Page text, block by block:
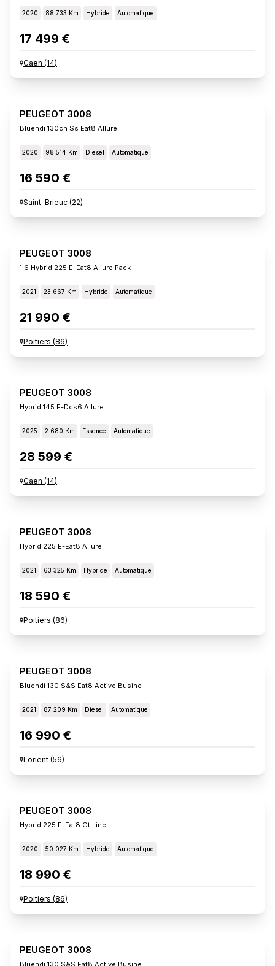
2020 88 733 Km Hybride Automatique
17 499 €
Caen (14)
PEUGEOT 3008
Bluehdi 130ch Ss Eat8 Allure
2020 98 514 Km Diesel Automatique
16 590 €
Saint-Brieuc (22)
PEUGEOT 3008
1.6 Hybrid 225 E-Eat8 Allure Pack
2021 23 667 Km Hybride Automatique
21 990 €
Poitiers (86)
PEUGEOT 3008
Hybrid 145 E-Dcs6 Allure
2025 2 680 Km Essence Automatique
28 599 €
Caen (14)
PEUGEOT 3008
Hybrid 225 E-Eat8 Allure
2021 63 325 Km Hybride Automatique
18 590 €
Poitiers (86)
PEUGEOT 3008
Bluehdi 130 S&s Eat8 Active Busine
2021 87 209 Km Diesel Automatique
16 990 €
Lorient (56)
PEUGEOT 3008
Hybrid 225 E-Eat8 Gt Line
2020 50 027 Km Hybride Automatique
18 990 €
Poitiers (86)
PEUGEOT 3008
Bluehdi 130 S&s Eat8 Active Busine